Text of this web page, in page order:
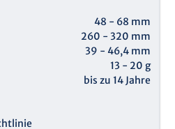
48 - 68 mm
260 - 320 mm
39 - 46,4 mm
13 - 20 g
bis zu 14 Jahre